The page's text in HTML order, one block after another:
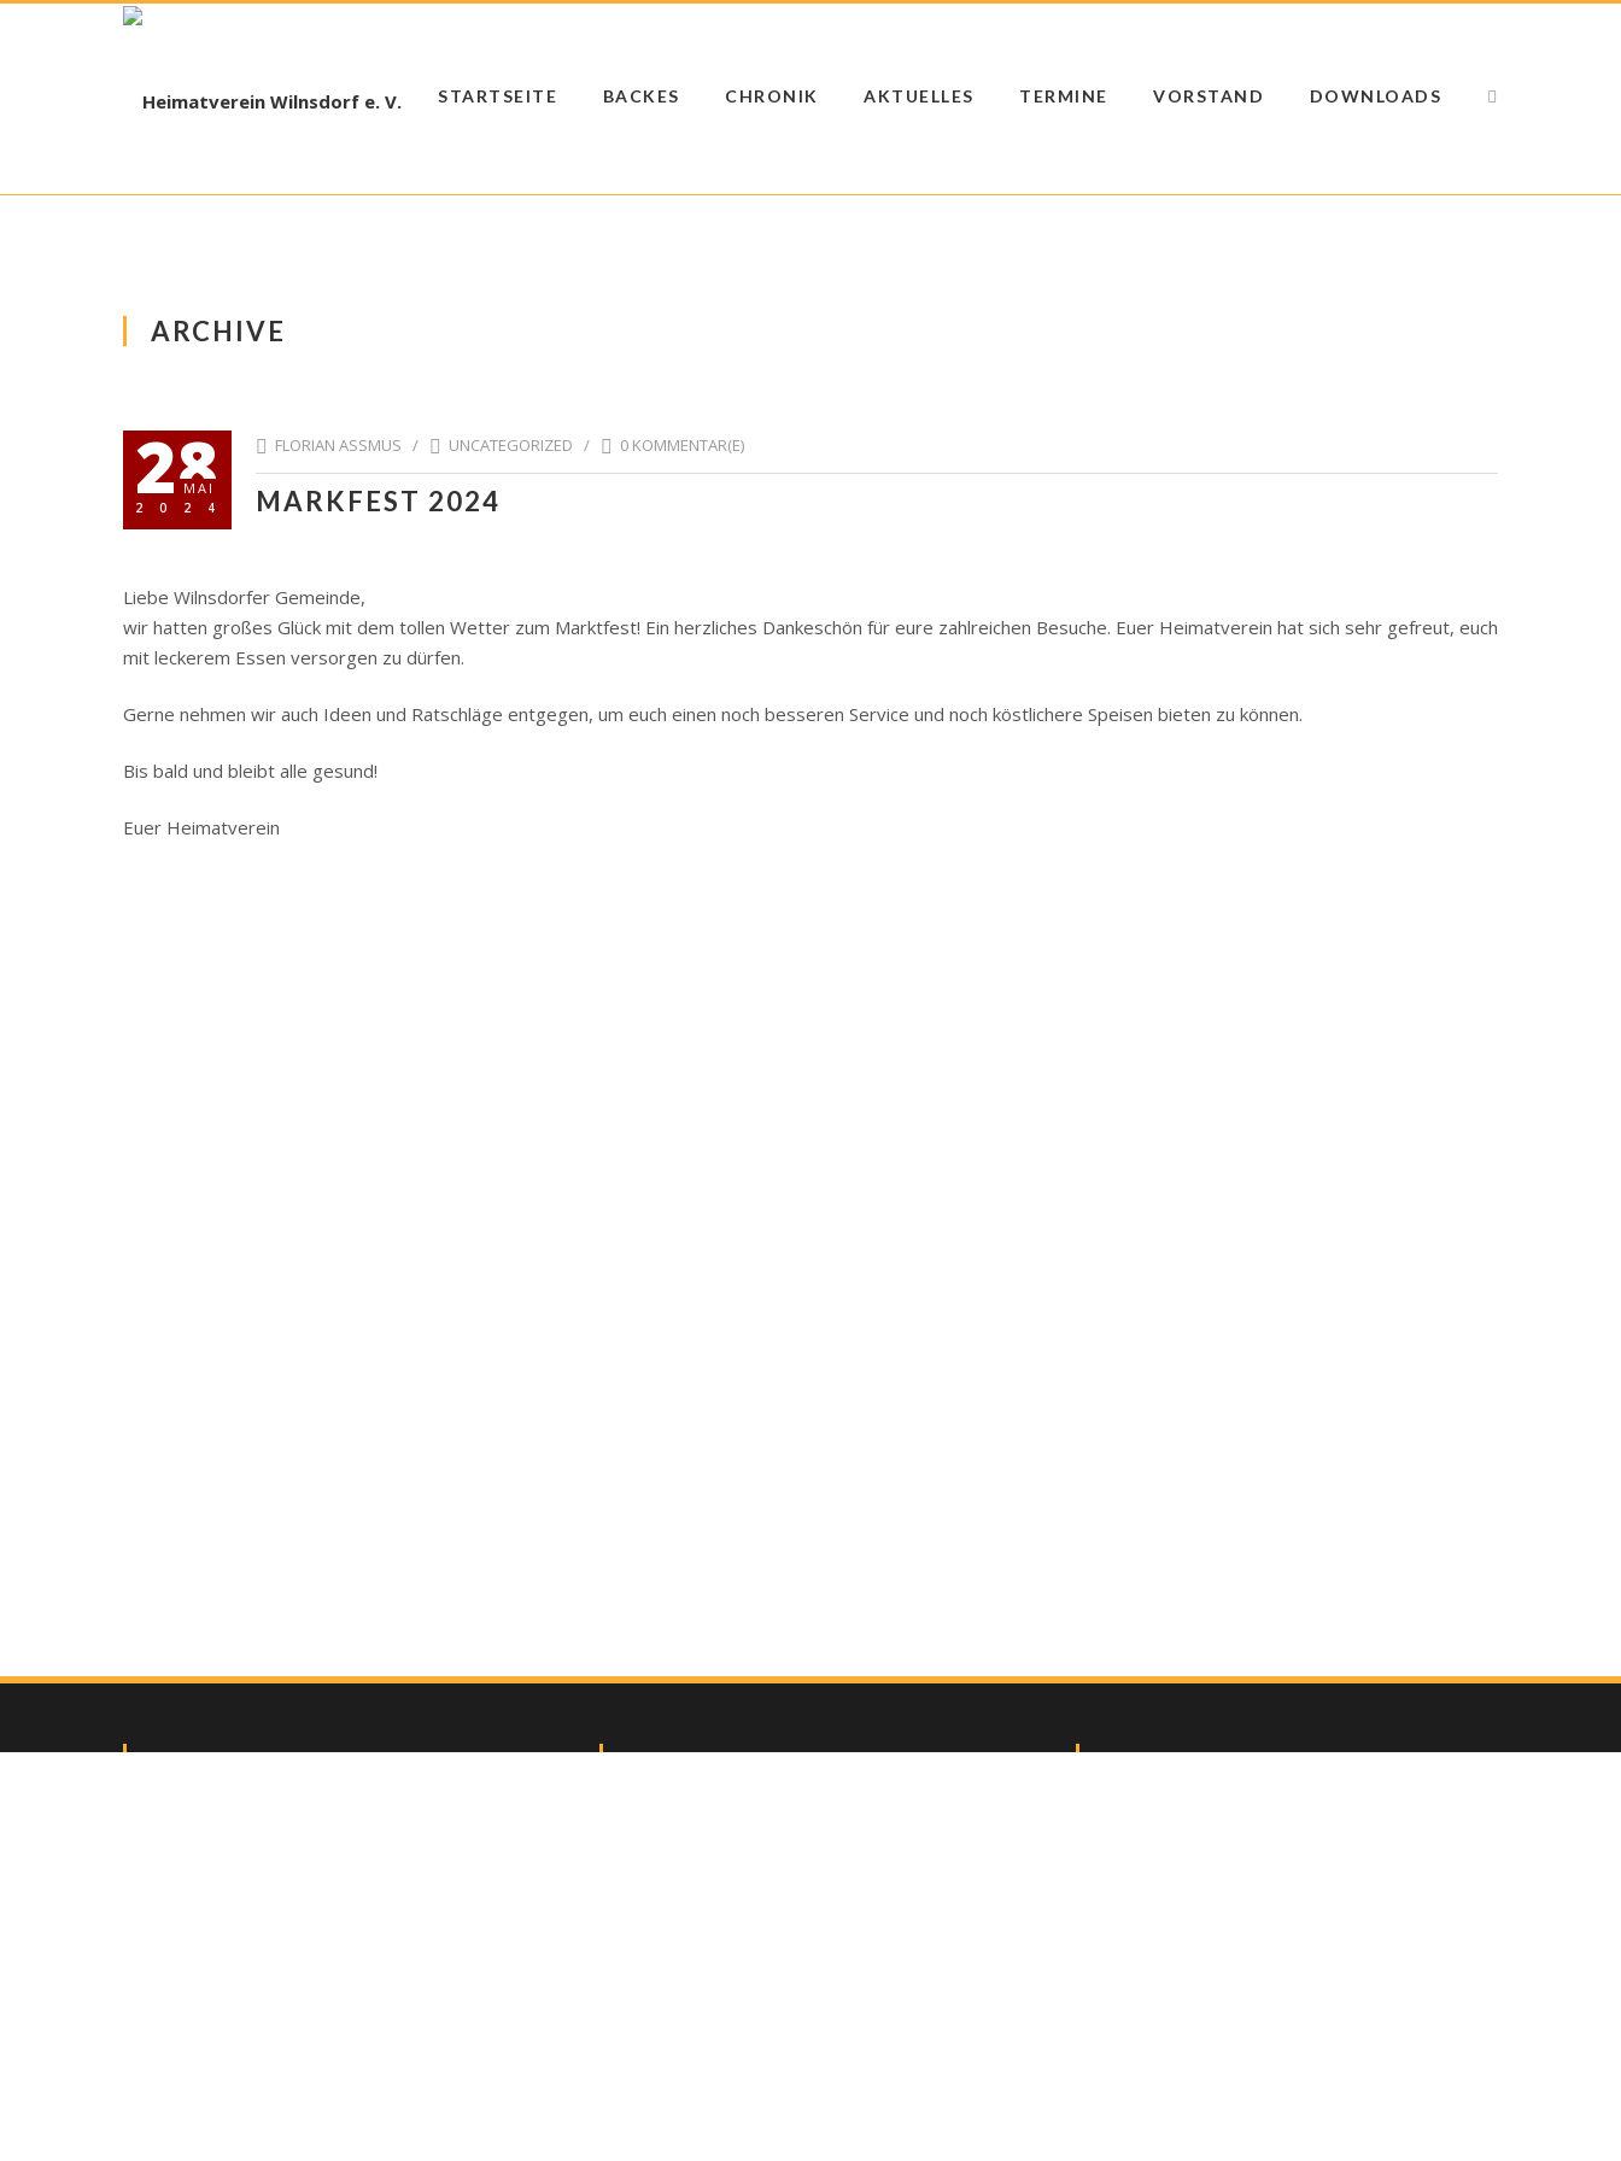
STARTSEITE BACKES CHRONIK AKTUELLES TERMINE VORSTAND DOWNLOADS
ARCHIVE
28
MAI
2024
FLORIAN ASSMUS / UNCATEGORIZED / 0 KOMMENTAR(E)
MARKFEST 2024
Liebe Wilnsdorfer Gemeinde,
wir hatten großes Glück mit dem tollen Wetter zum Marktfest! Ein herzliches Dankeschön für eure zahlreichen Besuche. Euer Heimatverein hat sich sehr gefreut, euch
mit leckerem Essen versorgen zu dürfen.
Gerne nehmen wir auch Ideen und Ratschläge entgegen, um euch einen noch besseren Service und noch köstlichere Speisen bieten zu können.
Bis bald und bleibt alle gesund!
Euer Heimatverein
AKTUELLES WEITERES…. HIER FINDEST DU UNS!